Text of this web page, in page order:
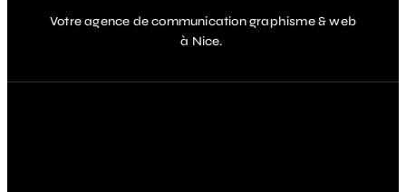
Votre agence de communication graphisme & web
à Nice.